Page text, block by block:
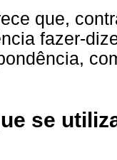
que,
fazer-
se